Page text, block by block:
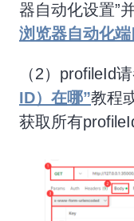
器自动化设置”
浏览器自动化端
（2）profileId
ID）在哪”教程
获取所有